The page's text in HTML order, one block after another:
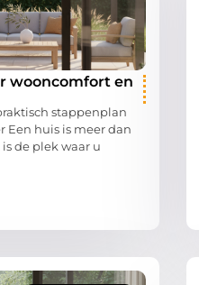
wooncomfort en
stappenplan
Een huis is meer dan
de plek waar u